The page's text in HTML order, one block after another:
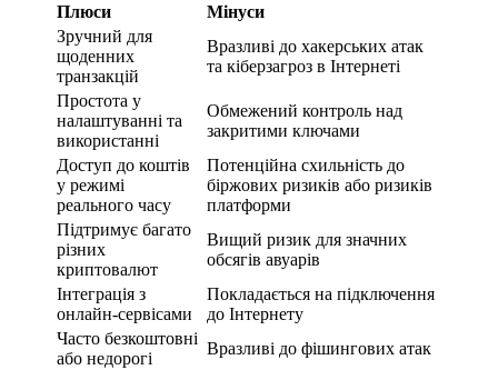
Плюси
Мінуси
Зручний для
щоденних
транзакцій
Вразливі до хакерських атак
та кіберзагроз в Інтернеті
Простота у
налаштуванні та
використанні
Обмежений контроль над
закритими ключами
Доступ до коштів
у режимі
реального часу
Потенційна схильність до
біржових ризиків або ризиків
платформи
Підтримує багато
різних
криптовалют
Вищий ризик для значних
обсягів авуарів
Інтеграція з
онлайн-сервісами
Покладається на підключення
до Інтернету
Часто безкоштовні
або недорогі
Вразливі до фішингових атак